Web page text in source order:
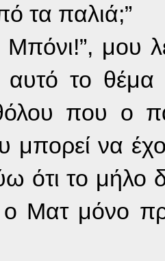
τα παλιά;”
μου
το θέμα
που ο
να
ότι το
ο Ματ μόνο